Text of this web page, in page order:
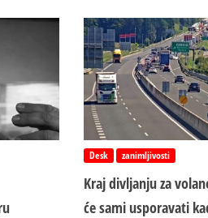
Desk zanimljivosti
Kraj divljanju za
će sami usporavati